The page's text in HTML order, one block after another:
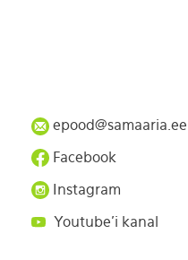
epood@samaaria.ee
Facebook
Instagram
Youtube'i kanal